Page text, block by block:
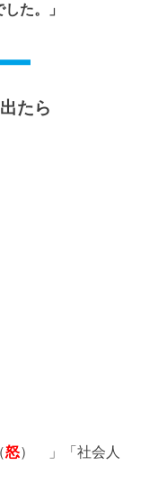
た。」
たら
怒） 」「社会人